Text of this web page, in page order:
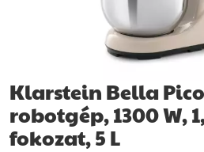
Klarstein Bella
robotgép, 1300 W,
fokozat, 5 L